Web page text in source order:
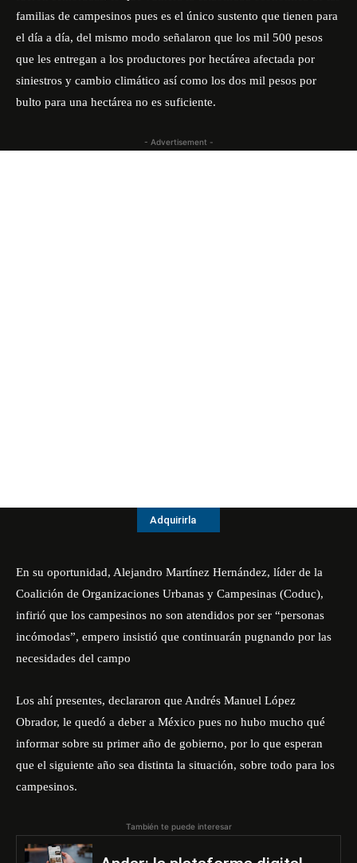
familias de campesinos pues es el único sustento que tienen para
el día a día, del mismo modo señalaron que los mil 500 pesos
que les entregan a los productores por hectárea afectada por
siniestros y cambio climático así como los dos mil pesos por
bulto para una hectárea no es suficiente.
- Advertisement -
Adquirirla
En su oportunidad, Alejandro Martínez Hernández, líder de la
Coalición de Organizaciones Urbanas y Campesinas (Coduc),
infirió que los campesinos no son atendidos por ser “personas
incómodas”, empero insistió que continuarán pugnando por las
necesidades del campo
Los ahí presentes, declararon que Andrés Manuel López
Obrador, le quedó a deber a México pues no hubo mucho qué
informar sobre su primer año de gobierno, por lo que esperan
que el siguiente año sea distinta la situación, sobre todo para los
campesinos.
También te puede interesar